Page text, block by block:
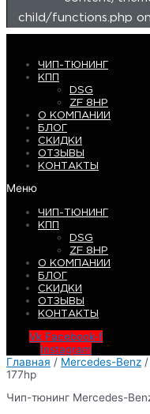
child/functions.php
ЧИП-ТЮНИНГ
КПП
DSG
ZF 8HP
О КОМПАНИИ
БЛОГ
СКИДКИ
ОТЗЫВЫ
КОНТАКТЫ
Меню
ЧИП-ТЮНИНГ
КПП
DSG
ZF 8HP
О КОМПАНИИ
БЛОГ
СКИДКИ
ОТЗЫВЫ
КОНТАКТЫ
Vk Facebook-f
Instagram
Главная / Mercedes-Benz /
177hp
Чип-тюнинг Mercedes-